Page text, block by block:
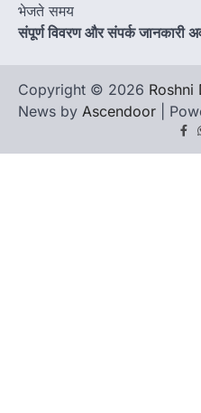
भेजते समय
संपूर्ण विवरण और संपर्क जानकारी
Copyright © 2026 Roshni
News by Ascendoor |